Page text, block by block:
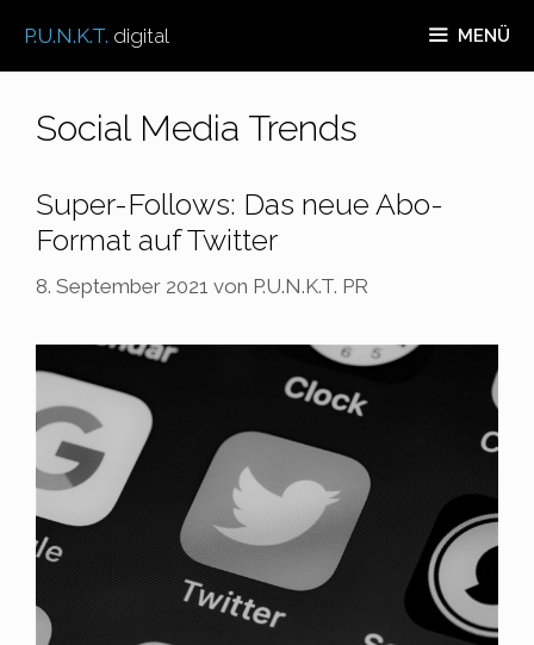
Inhalt
springen
P.U.N.K.T. digital MENÜ
Social Media Trends
Super-Follows: Das neue Abo-
Format auf Twitter
8. September 2021 von P.U.N.K.T. PR